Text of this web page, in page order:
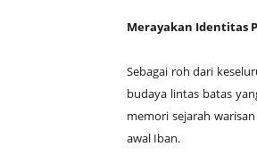
Merayakan Identitas
Sebagai roh dari
budaya lintas batas
memori sejarah
awal Iban.